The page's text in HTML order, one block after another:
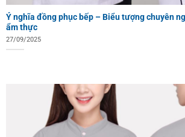
Ý nghĩa đồng phục bếp – Biểu tượng chuyên
ẩm thực
27/09/2025